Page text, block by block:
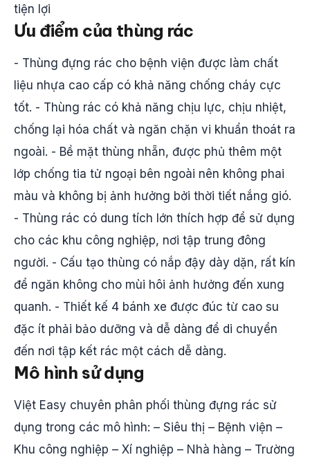
tiện lợi
Ưu điểm của thùng rác
- Thùng đựng rác cho bệnh viện được làm chất
liệu nhựa cao cấp có khả năng chống cháy cực
tốt. - Thùng rác có khả năng chịu lực, chịu nhiệt,
chống lại hóa chất và ngăn chặn vi khuẩn thoát ra
ngoài. - Bề mặt thùng nhẵn, được phủ thêm một
lớp chống tia tử ngoại bên ngoài nên không phai
màu và không bị ảnh hưởng bởi thời tiết nắng gió.
- Thùng rác có dung tích lớn thích hợp để sử dụng
cho các khu công nghiệp, nơi tập trung đông
người. - Cấu tạo thùng có nắp đậy dày dặn, rất kín
để ngăn không cho mùi hôi ảnh hưởng đến xung
quanh. - Thiết kế 4 bánh xe được đúc từ cao su
đặc ít phải bảo dưỡng và dễ dàng để di chuyển
đến nơi tập kết rác một cách dễ dàng.
Mô hình sử dụng
Việt Easy chuyên phân phối thùng đựng rác sử
dụng trong các mô hình: – Siêu thị – Bệnh viện –
Khu công nghiệp – Xí nghiệp – Nhà hàng – Trường